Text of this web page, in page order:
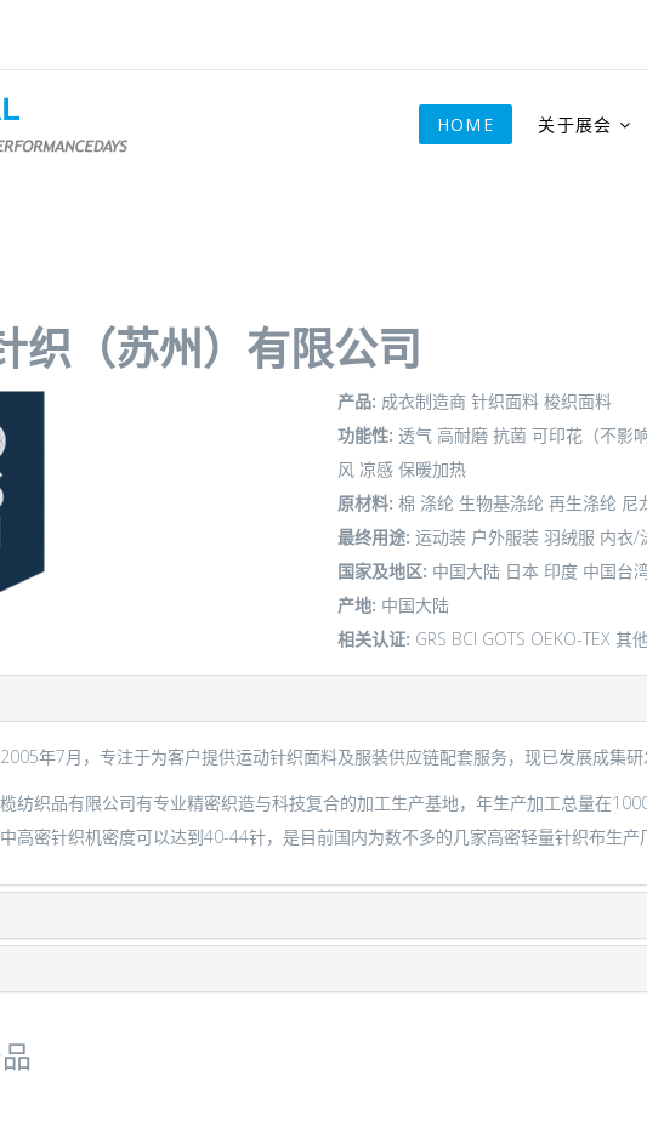
HOME 关于展会
织（苏州）有限公司
产品: 成衣制造商 针织面料 梭织面料
功能性: 透气 高耐磨 抗菌 可印花（不影
风 凉感 保暖加热
原材料: 棉 涤纶 生物基涤纶 再生涤纶 尼
最终用途: 运动装 户外服装 羽绒服 内衣/
国家及地区: 中国大陆 日本 印度 中国台
产地: 中国大陆
相关认证: GRS BCI GOTS OEKO-TEX 其
年7月，专注于为客户提供运动针织面料及服装供应链配套服务，现已发展成集研
织品有限公司有专业精密织造与科技复合的加工生产基地，年生产加工总量在
高密针织机密度可以达到40-44针，是目前国内为数不多的几家高密轻量针织布生产